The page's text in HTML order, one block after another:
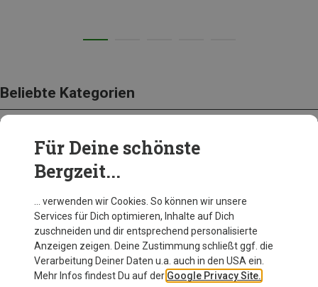
Beliebte Kategorien
BEKLEIDUNG
Für Deine schönste
Bergzeit...
… verwenden wir Cookies. So können wir unsere
Services für Dich optimieren, Inhalte auf Dich
zuschneiden und dir entsprechend personalisierte
Anzeigen zeigen. Deine Zustimmung schließt ggf. die
Verarbeitung Deiner Daten u.a. auch in den USA ein.
Mehr Infos findest Du auf der Google Privacy Site.